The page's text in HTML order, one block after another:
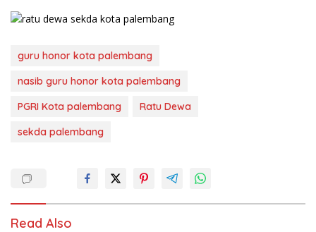
guru honor kota palembang
nasib guru honor kota palembang
PGRI Kota palembang
Ratu Dewa
sekda palembang
Read Also